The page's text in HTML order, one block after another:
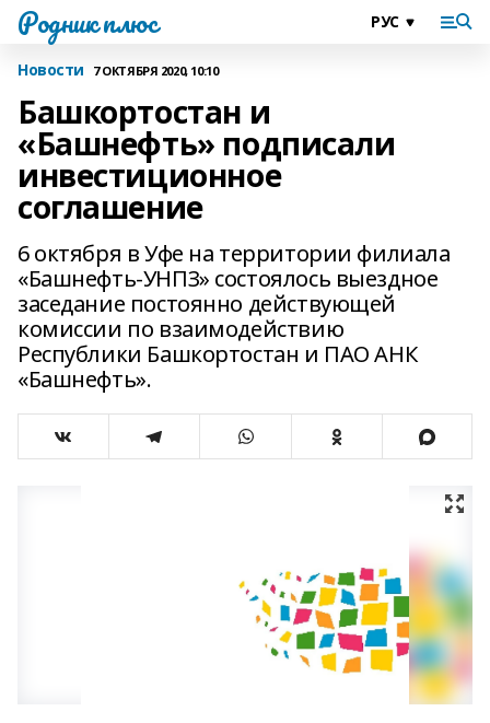
Родник плюс
Новости 7 ОКТЯБРЯ 2020, 10:10
Башкортостан и
«Башнефть» подписали
инвестиционное
соглашение
6 октября в Уфе на территории филиала
«Башнефть-УНПЗ» состоялось выездное
заседание постоянно действующей
комиссии по взаимодействию
Республики Башкортостан и ПАО АНК
«Башнефть».